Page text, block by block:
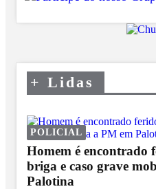
+ Lidas
POLICIAL
Homem é encontrado
briga e caso grave
Palotina